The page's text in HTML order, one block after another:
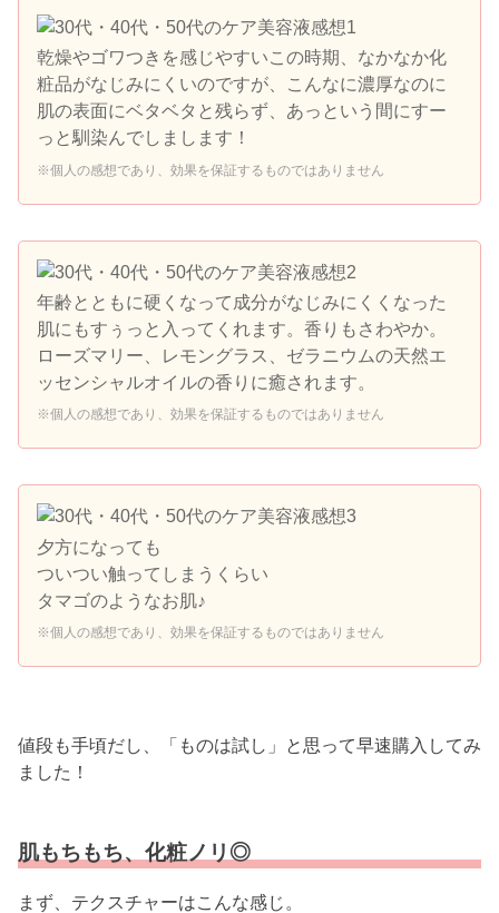
乾燥やゴワつきを感じやすいこの時期、なかなか化
粧品がなじみにくいのですが、こんなに濃厚なのに
肌の表面にベタベタと残らず、あっという間にすー
っと馴染んでしまします！
※個人の感想であり、効果を保証するものではありません
年齢とともに硬くなって成分がなじみにくくなった
肌にもすぅっと入ってくれます。香りもさわやか。
ローズマリー、レモングラス、ゼラニウムの天然エ
ッセンシャルオイルの香りに癒されます。
※個人の感想であり、効果を保証するものではありません
夕方になっても
ついつい触ってしまうくらい
タマゴのようなお肌♪
※個人の感想であり、効果を保証するものではありません
値段も手頃だし、「ものは試し」と思って早速購入してみ
ました！
肌もちもち、化粧ノリ◎
まず、テクスチャーはこんな感じ。